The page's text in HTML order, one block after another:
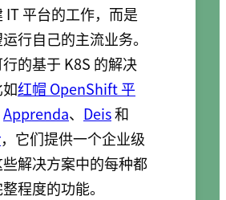
IT 平台的工作，而是
行自己的主流业务。
的基于 K8S 的解决
红帽 OpenShift 平
Apprenda、 Deis和
，它们提供一个企业级
解决方案中的每种都
程度的功能。